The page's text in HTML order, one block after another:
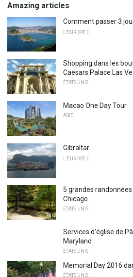
Amazing articles
Comment passer 3
L'EUROPE 
Shopping dans les
Caesars Palace Las
ÉTATS UNIS
Macao One Day Tour
ASIE
Gibraltar
L'EUROPE 
5 grandes
Chicago
ÉTATS UNIS
Services d'église de
Maryland
ÉTATS UNIS
Memorial Day 2016
ÉTATS UNIS